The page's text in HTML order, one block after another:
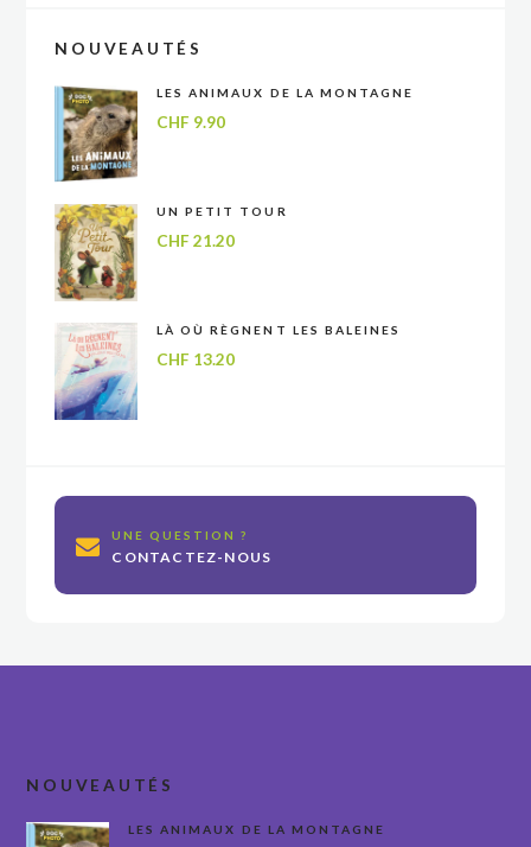
NOUVEAUTÉS
LES ANIMAUX DE LA MONTAGNE
CHF9.90
UN PETIT TOUR
CHF21.20
LÀ OÙ RÈGNENT LES BALEINES
CHF13.20
UNE QUESTION ?
CONTACTEZ-NOUS
NOUVEAUTÉS
LES ANIMAUX DE LA MONTAGNE